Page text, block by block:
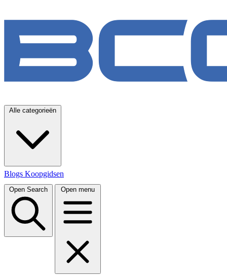
Alle categorieën
Blogs Koopgidsen
Open Search Open menu